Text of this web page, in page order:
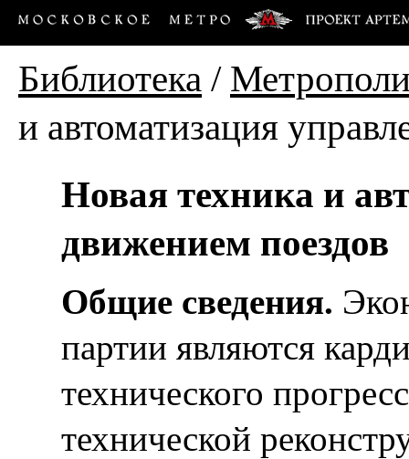
Библиотека /
и автоматизация
Новая техника и
движением поездов
Общие сведения.
партии являются
технического
технической